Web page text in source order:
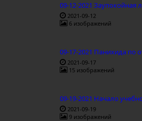
09-12-2021 Заупокойная
2021-09-12
6 изображений
09-17-2021 Панихида по
2021-09-17
15 изображений
09-19-2021 Начало
2021-09-19
9 изображений